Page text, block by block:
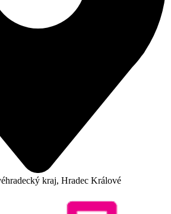
kraj, Hradec Králové